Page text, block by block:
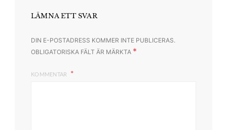
LÄMNA ETT SVAR
DIN E-POSTADRESS KOMMER INTE PUBLICERAS.
OBLIGATORISKA FÄLT ÄR MÄRKTA *
KOMMENTAR